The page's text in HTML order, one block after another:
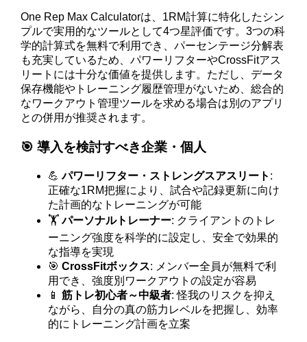
One Rep Max Calculatorは、1RM計算に特化したシン
プルで実用的なツールとして4つ星評価です。3つの科
学的計算式を無料で利用でき、パーセンテージ分解表
も充実しているため、パワーリフターやCrossFitアス
リートには十分な価値を提供します。ただし、データ
保存機能やトレーニング履歴管理がないため、総合的
なワークアウト管理ツールを求める場合は別のアプリ
との併用が推奨されます。
🎯 導入を検討すべき企業・個人
💪パワーリフター・ストレングスアスリート :
正確な1RM把握により、試合や記録更新に向け
た計画的なトレーニングが可能
🏋️パーソナルトレーナー: クライアントのトレ
ーニング強度を科学的に設定し、安全で効果的
な指導を実現
🎯CrossFitボックス: メンバー全員が無料で利
用でき、強度別ワークアウトの設定が容易
📱筋トレ初心者～中級者: 怪我のリスクを抑え
ながら、自分の真の筋力レベルを把握し、効率
的にトレーニング計画を立案